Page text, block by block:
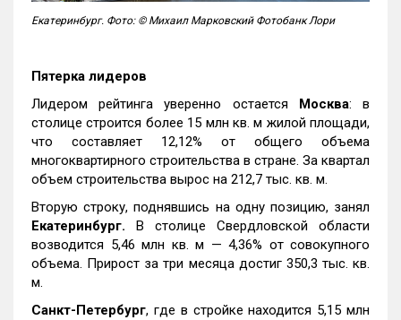
Екатеринбург. Фото: © Михаил Марковский Фотобанк Лори
Пятерка лидеров
Лидером рейтинга уверенно остается Москва: в
столице строится более 15 млн кв. м жилой площади,
что составляет 12,12% от общего объема
многоквартирного строительства в стране. За квартал
объем строительства вырос на 212,7 тыс. кв. м.
Вторую строку, поднявшись на одну позицию, занял
Екатеринбург. В столице Свердловской области
возводится 5,46 млн кв. м — 4,36% от совокупного
объема. Прирост за три месяца достиг 350,3 тыс. кв.
м.
Санкт-Петербург, где в стройке находится 5,15 млн